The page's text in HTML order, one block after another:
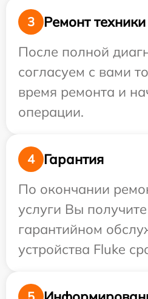
3
Ремонт техники
После полной
согласуем с вами
время ремонта и
операции.
4
Гарантия
По окончании
услуги Вы
гарантийном
устройства Fluke